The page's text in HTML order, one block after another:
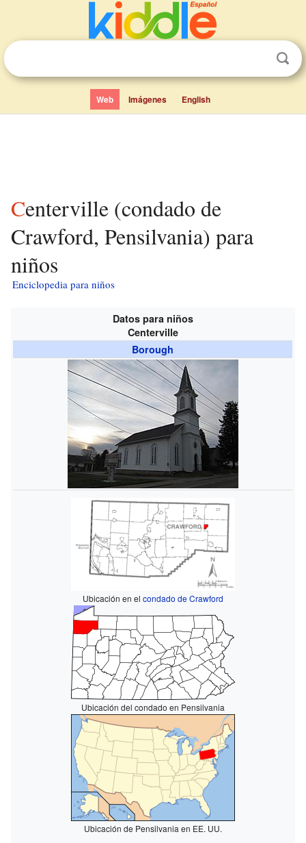
Web Imágenes English
Centerville (condado de
Crawford, Pensilvania) para
niños
Enciclopedia para niños
Datos para niños
Centerville
Borough
Ubicación en el condado de Crawford
Ubicación del condado en Pensilvania
Ubicación de Pensilvania en EE. UU.